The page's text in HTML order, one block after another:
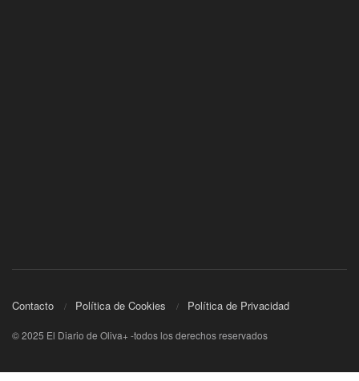
Contacto Política de Cookies Política de Privacidad
© 2025 El Diario de Oliva+ -todos los derechos reservados